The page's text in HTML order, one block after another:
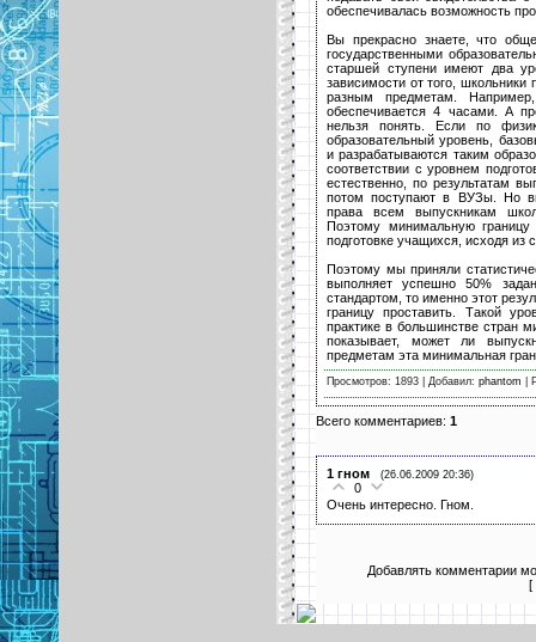
обеспечивалась возможность
Вы прекрасно знаете, что
государственными
старшей ступени имеют два
зависимости от того,
разным предметам.
обеспечивается 4 часами. А
нельзя понять. Если по
образовательный уровень,
и разрабатываются таким
соответствии с уровнем
естественно, по результатам
потом поступают в ВУЗы. Но
права всем выпускникам
Поэтому минимальную
подготовке учащихся, исходя из
Поэтому мы приняли
выполняет успешно 50%
стандартом, то именно этот
границу проставить. Такой
практике в большинстве стран
показывает, может ли
предметам эта минимальная
Просмотров: 1893 | Добавил: phantom |
Всего комментариев: 1
1 гном (26.06.2009 20:36)
0
Очень интересно. Гном.
Добавлять комментарии
[